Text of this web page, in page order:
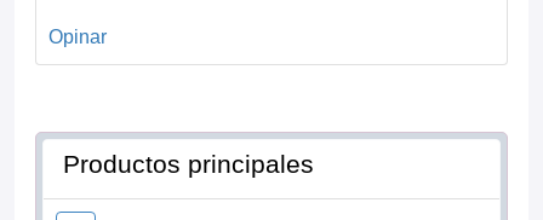
Opinar
Productos principales